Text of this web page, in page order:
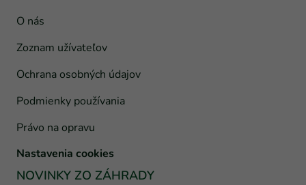
O nás
Zoznam užívateľov
Ochrana osobných údajov
Podmienky používania
Právo na opravu
Nastavenia cookies
NOVINKY ZO ZÁHRADY